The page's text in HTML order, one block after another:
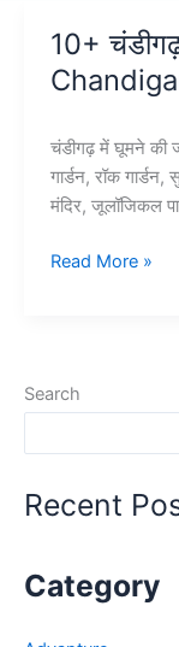
10+
चंडीगढ़ में घूमने
गार्डन, रॉक
मंदिर, जूलॉजिकल
10+
जगह
Places
Read More »
Search
Recent
Category